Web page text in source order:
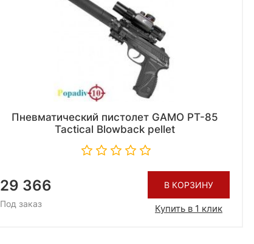
Пневматический пистолет GAMO PT-85
Tactical Blowback pellet
29 366
Под заказ
В КОРЗИНУ
Купить в 1 клик